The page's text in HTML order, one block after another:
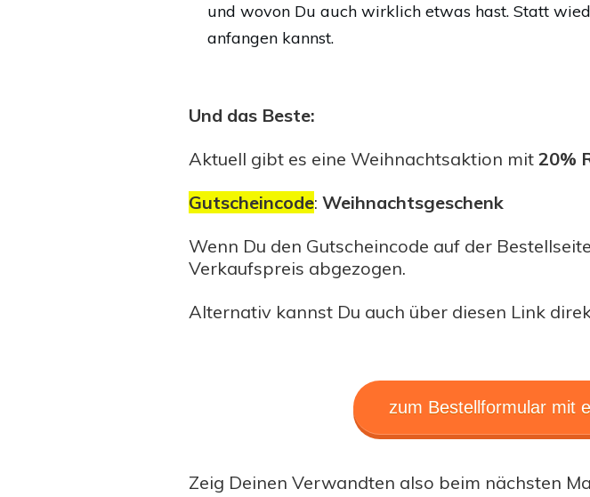
und wovon Du auch wirklich etwas hast. Statt
anfangen kannst.
Und das Beste:
Aktuell gibt es eine Weihnachtsaktion mit 20%
Gutscheincode: Weihnachtsgeschenk
Wenn Du den Gutscheincode auf der
Verkaufspreis abgezogen.
Alternativ kannst Du auch über diesen Link
zum Bestellformular mit
Zeig Deinen Verwandten also beim nächsten